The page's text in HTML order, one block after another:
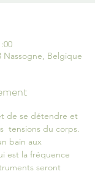
Nassogne, Belgique
de se détendre et
tensions du corps.
bain aux
est la fréquence
seront